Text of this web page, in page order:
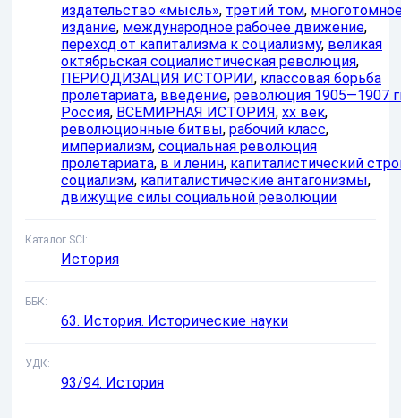
издательство «мысль», третий том,
издание, международное рабочее движение,
переход от капитализма к социализму, великая
октябрьская социалистическая революция,
ПЕРИОДИЗАЦИЯ ИСТОРИИ, классовая борьба
пролетариата, введение, революция 1905—1907
Россия, ВСЕМИРНАЯ ИСТОРИЯ, xx век,
революционные битвы, рабочий класс,
империализм, социальная революция
пролетариата, в и ленин, капиталистический
социализм, капиталистические антагонизмы,
движущие силы социальной революции
Каталог SCI
История
ББК
63. История. Исторические науки
УДК
93/94. История